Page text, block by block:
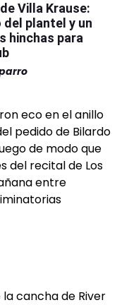
Villa Krause:
del plantel y un
hinchas para
eco en el anillo
pedido de Bilardo
de modo que
del recital de Los
entre
cancha de River